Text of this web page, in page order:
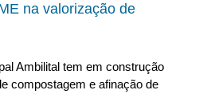
na valorização de
Ambilital tem em construção
compostagem e afinação de